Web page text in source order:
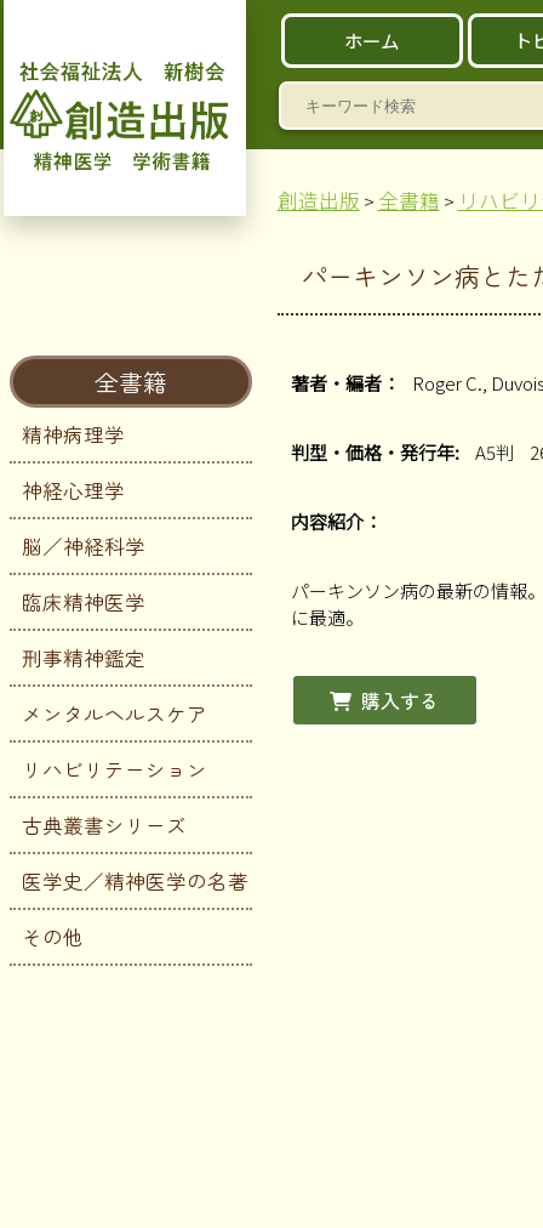
ホーム ト
検
索:
全書籍
精神病理学
神経心理学
脳／神経科学
臨床精神医学
刑事精神鑑定
メンタルヘルスケア
リハビリテーション
古典叢書シリーズ
医学史／精神医学の名著
その他
創造出版 > 全書籍 > リハビ
パーキンソン病とた
著者・編者： Roger C.,
判型・価格・発行年: A5判
内容紹介：
パーキンソン病の最新の情報
に最適。
購入する